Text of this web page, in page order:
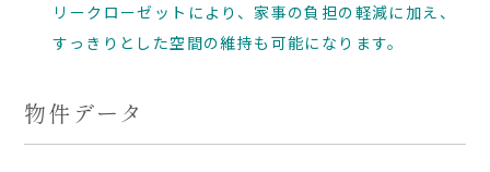
リークローゼットにより、家事の負担の軽減に加え、
すっきりとした空間の維持も可能になります。
物件データ